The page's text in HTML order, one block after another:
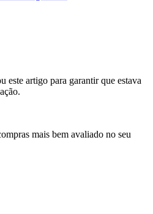
este artigo para garantir que estava
mais bem avaliado no seu